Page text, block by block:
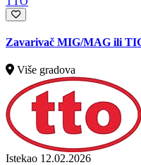
Zavarivač MIG/MAG ili
Više gradova
Istekao 12.02.2026